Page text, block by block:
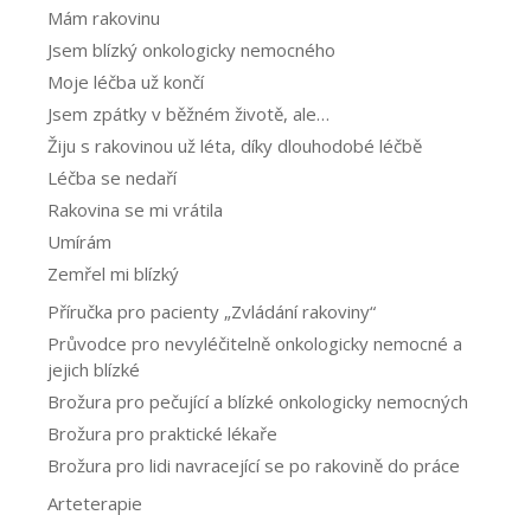
Mám rakovinu
Jsem blízký onkologicky nemocného
Moje léčba už končí
Jsem zpátky v běžném životě, ale…
Žiju s rakovinou už léta, díky dlouhodobé léčbě
Léčba se nedaří
Rakovina se mi vrátila
Umírám
Zemřel mi blízký
Příručka pro pacienty „Zvládání rakoviny“
Průvodce pro nevyléčitelně onkologicky nemocné a
jejich blízké
Brožura pro pečující a blízké onkologicky nemocných
Brožura pro praktické lékaře
Brožura pro lidi navracející se po rakovině do práce
Arteterapie